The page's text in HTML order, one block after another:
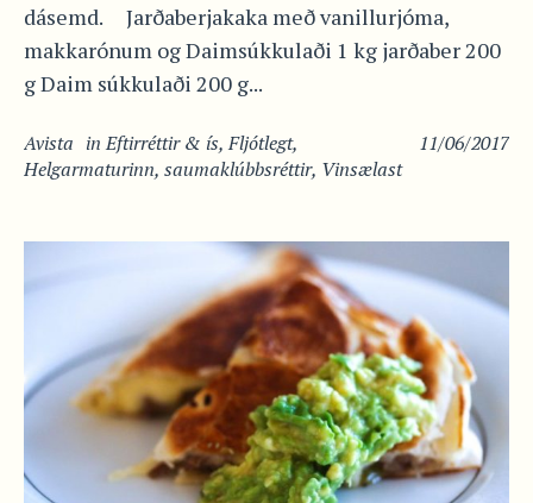
dásemd. Jarðaberjakaka með vanillurjóma,
makkarónum og Daimsúkkulaði 1 kg jarðaber 200
g Daim súkkulaði 200 g...
11/06/2017
Avista inEftirréttir & ís,Fljótlegt,
Helgarmaturinn, saumaklúbbsréttir, Vinsælast